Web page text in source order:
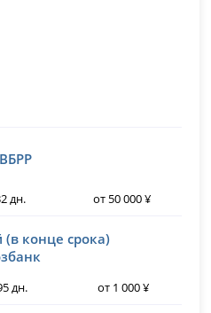
дн. от 50 000 ¥
конце срока)
дн. от 1 000 ¥